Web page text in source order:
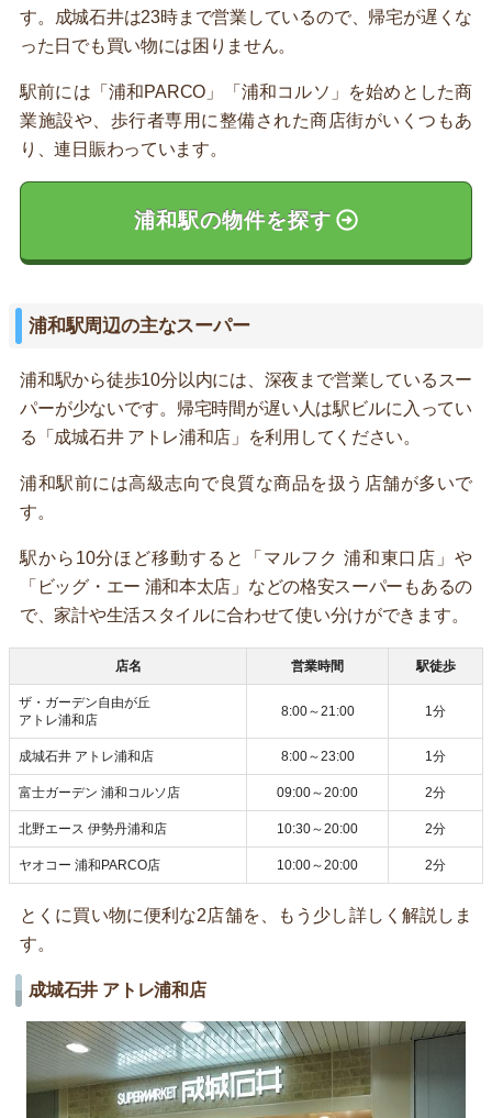
す。成城石井は23時まで営業しているので、帰宅が遅くな
った日でも買い物には困りません。
駅前には「浦和PARCO」「浦和コルソ」を始めとした商
業施設や、歩行者専用に整備された商店街がいくつもあ
り、連日賑わっています。
浦和駅の物件を探す
浦和駅周辺の主なスーパー
浦和駅から徒歩10分以内には、深夜まで営業しているスー
パーが少ないです。帰宅時間が遅い人は駅ビルに入ってい
る「成城石井 アトレ浦和店」を利用してください。
浦和駅前には高級志向で良質な商品を扱う店舗が多いで
す。
駅から10分ほど移動すると「マルフク 浦和東口店」や
「ビッグ・エー 浦和本太店」などの格安スーパーもあるの
で、家計や生活スタイルに合わせて使い分けができます。
店名 営業時間 駅徒歩
ザ・ガーデン自由が丘
アトレ浦和店
8:00～21:00 1分
成城石井 アトレ浦和店 8:00～23:00 1分
富士ガーデン 浦和コルソ店 09:00～20:00 2分
北野エース 伊勢丹浦和店 10:30～20:00 2分
ヤオコー 浦和PARCO店 10:00～20:00 2分
とくに買い物に便利な2店舗を、もう少し詳しく解説しま
す。
成城石井 アトレ浦和店